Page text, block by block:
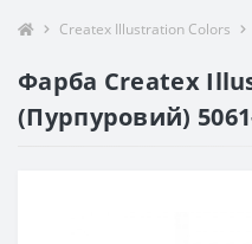
Createx Illustration Colors
Фарба Createx
(Пурпуровий)